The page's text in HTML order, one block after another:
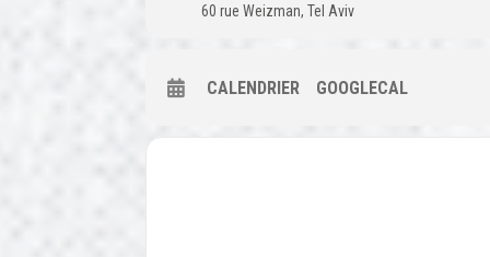
60 rue Weizman, Tel Aviv
CALENDRIER GOOGLECAL